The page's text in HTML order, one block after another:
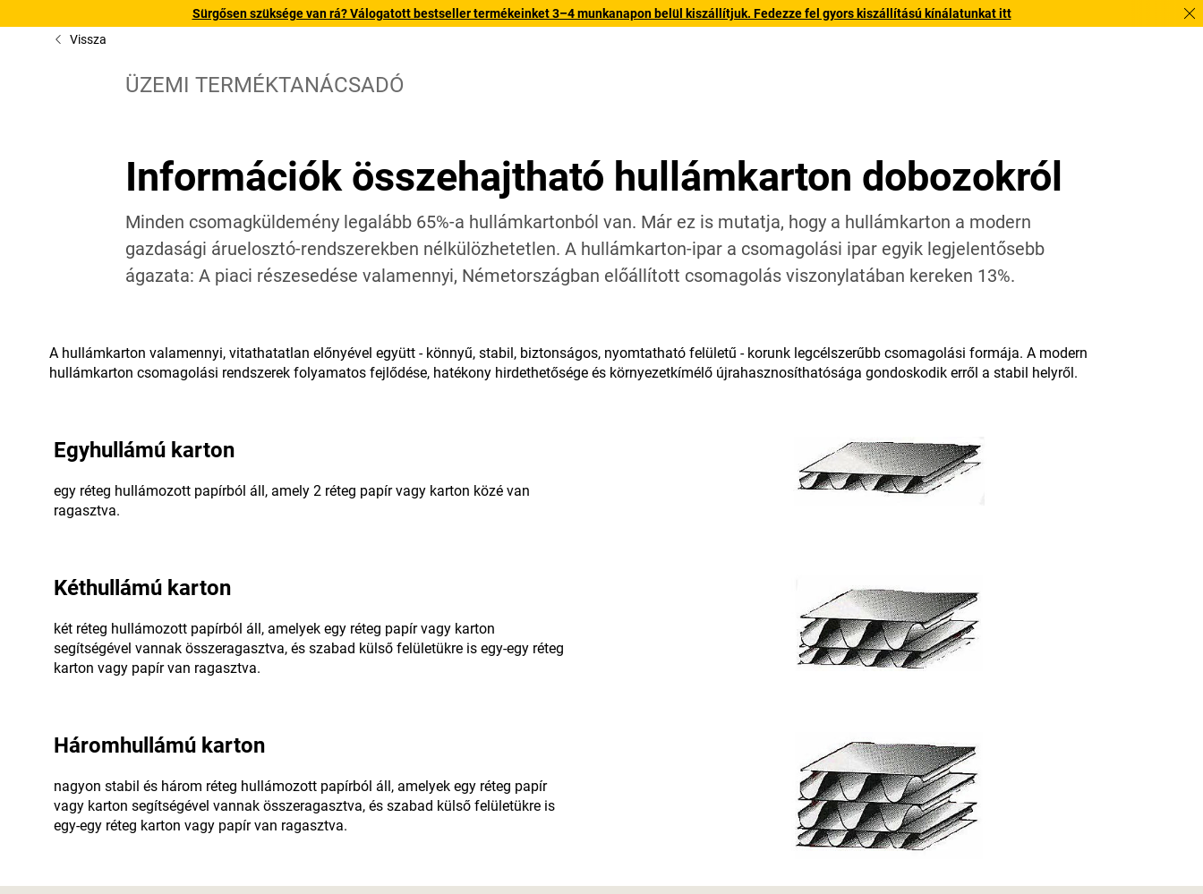
Sürgősen szüksége van rá? Válogatott bestseller termékeinket 3–4 munkanapon belül kiszállítjuk. Fedezze fel gyors kiszállítású kínálatunkat itt
Vissza
ÜZEMI TERMÉKTANÁCSADÓ
Információk összehajtható hullámkarton dobozokról
Minden csomagküldemény legalább 65%-a hullámkartonból van. Már ez is mutatja, hogy a hullámkarton a modern
gazdasági áruelosztó-rendszerekben nélkülözhetetlen. A hullámkarton-ipar a csomagolási ipar egyik legjelentősebb
ágazata: A piaci részesedése valamennyi, Németországban előállított csomagolás viszonylatában kereken 13%.
A hullámkarton valamennyi, vitathatatlan előnyével együtt - könnyű, stabil, biztonságos, nyomtatható felületű - korunk legcélszerűbb csomagolási formája. A modern
hullámkarton csomagolási rendszerek folyamatos fejlődése, hatékony hirdethetősége és környezetkímélő újrahasznosíthatósága gondoskodik erről a stabil helyről.
Egyhullámú karton
egy réteg hullámozott papírból áll, amely 2 réteg papír vagy karton közé van
ragasztva.
Kéthullámú karton
két réteg hullámozott papírból áll, amelyek egy réteg papír vagy karton
segítségével vannak összeragasztva, és szabad külső felületükre is egy-egy réteg
karton vagy papír van ragasztva.
Háromhullámú karton
nagyon stabil és három réteg hullámozott papírból áll, amelyek egy réteg papír
vagy karton segítségével vannak összeragasztva, és szabad külső felületükre is
egy-egy réteg karton vagy papír van ragasztva.